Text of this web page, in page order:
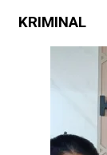
KRIMINAL